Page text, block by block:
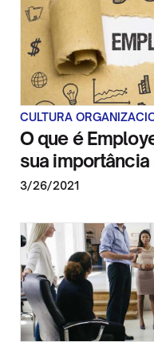
CULTURA
O que é
sua importância
3/26/2021